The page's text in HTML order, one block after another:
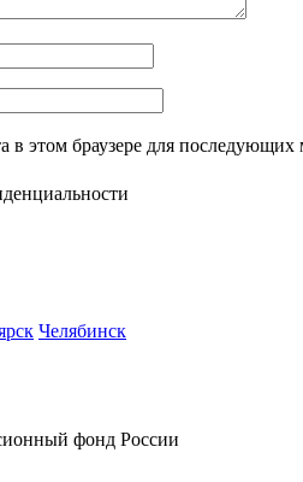
в этом браузере для
Челябинск
фонд России